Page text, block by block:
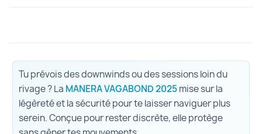
Tu prévois des downwinds ou des sessions loin du
rivage ? La MANERA VAGABOND 2025mise sur la
légèreté et la sécurité pour te laisser naviguer plus
serein. Conçue pour rester discrète, elle protège